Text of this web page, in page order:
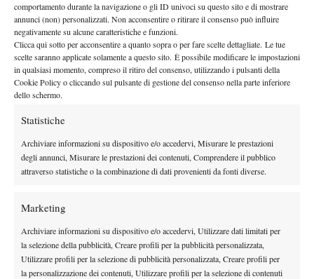
comportamento durante la navigazione o gli ID univoci su questo sito e di mostrare
annunci (non) personalizzati. Non acconsentire o ritirare il consenso può influire
negativamente su alcune caratteristiche e funzioni.
Clicca qui sotto per acconsentire a quanto sopra o per fare scelte dettagliate. Le tue
scelte saranno applicate solamente a questo sito. È possibile modificare le impostazioni
in qualsiasi momento, compreso il ritiro del consenso, utilizzando i pulsanti della
Cookie Policy o cliccando sul pulsante di gestione del consenso nella parte inferiore
dello schermo.
Statistiche
Archiviare informazioni su dispositivo e/o accedervi, Misurare le prestazioni
degli annunci, Misurare le prestazioni dei contenuti, Comprendere il pubblico
attraverso statistiche o la combinazione di dati provenienti da fonti diverse.
Marketing
Archiviare informazioni su dispositivo e/o accedervi, Utilizzare dati limitati per
la selezione della pubblicità, Creare profili per la pubblicità personalizzata,
Utilizzare profili per la selezione di pubblicità personalizzata, Creare profili per
la personalizzazione dei contenuti, Utilizzare profili per la selezione di contenuti
Raul Ranzinger, il coach dai mille volti
25 Gennaio 2012
Redazione
X
Youtube